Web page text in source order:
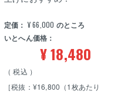
定価： ¥66,000 のところ
いとへん価格：
¥18,480
税込
［税抜：¥16,800（1枚あたり